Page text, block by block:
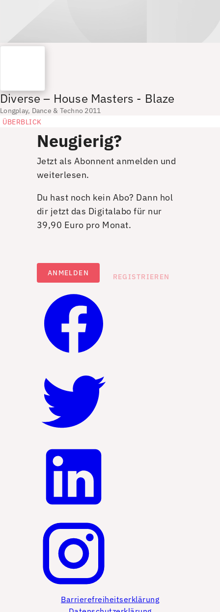
Diverse – House Masters - Blaze
Longplay, Dance & Techno 2011
ÜBERBLICK
Neugierig?
Jetzt als Abonnent anmelden und
weiterlesen.
Du hast noch kein Abo? Dann hol
dir jetzt das Digitalabo für nur
39,90 Euro pro Monat.
ANMELDEN REGISTRIEREN
Barrierefreiheitserklärung